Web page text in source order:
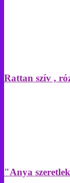
Rattan szív ,
"Anya